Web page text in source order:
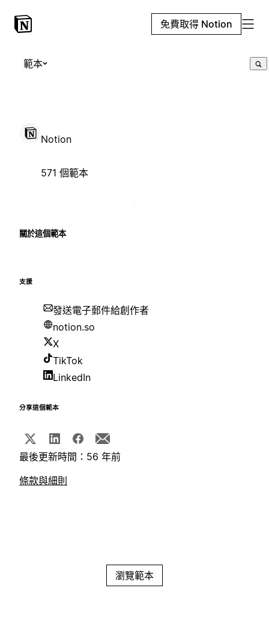
免費取得 Notion
範本
Notion
571 個範本
關於這個範本
支援
發送電子郵件給創作者
notion.so
X
TikTok
LinkedIn
分享這個範本
最後更新時間：56 年前
條款與細則
瀏覽範本